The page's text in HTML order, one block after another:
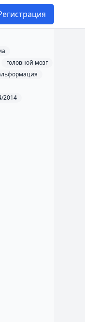
головной мозг
2014